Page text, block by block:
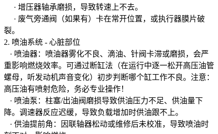
· 增压器轴承磨损，导致转速上不去。
· 废气旁通阀（如果有）卡在常开位置，或执行器膜片破
裂。
2. 喷油系统 - 心脏部位
· 喷油器：喷油器雾化不良、滴油、针阀卡滞或磨损，会严
重影响燃烧效率。可通过断缸法（在运行中逐一松开高压油管
螺母，听发动机声音变化）初步判断哪个缸工作不良。注意：
高压油有喷射危险，务必专业操作！
· 喷油泵：柱塞/出油阀磨损导致供油压力不足、供油量下
降。调速器反应迟缓，导致负载增加时供油跟不上。
· 供油提前角：因联轴器松动或维修后未校准，导致喷油时